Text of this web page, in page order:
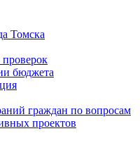
Томска
проверок
бюджета
граждан по вопросам
проектов